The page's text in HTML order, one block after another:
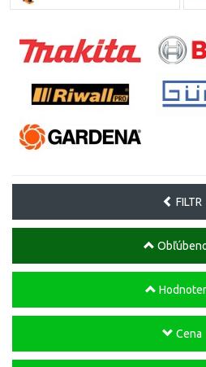
FILTR
Cena